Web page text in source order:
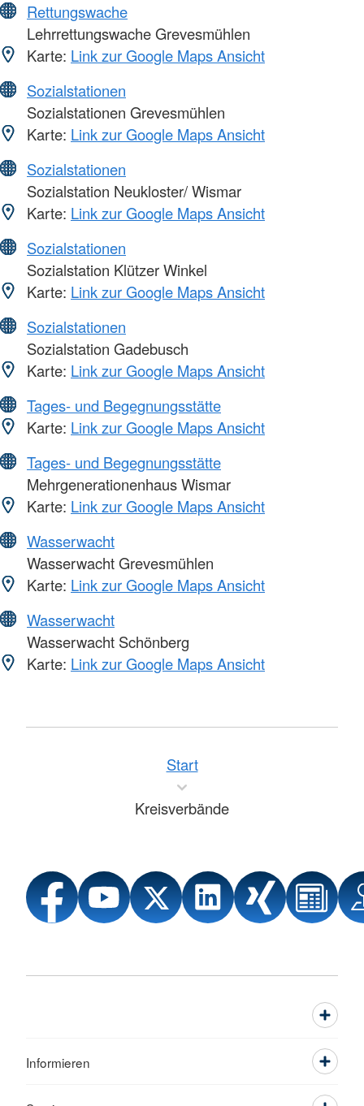
Rettungswache
Lehrrettungswache Grevesmühlen
Karte: Link zur Google Maps Ansicht
Sozialstationen
Sozialstationen Grevesmühlen
Karte: Link zur Google Maps Ansicht
Sozialstationen
Sozialstation Neukloster/ Wismar
Karte: Link zur Google Maps Ansicht
Sozialstationen
Sozialstation Klützer Winkel
Karte: Link zur Google Maps Ansicht
Sozialstationen
Sozialstation Gadebusch
Karte: Link zur Google Maps Ansicht
Tages- und Begegnungsstätte
Karte: Link zur Google Maps Ansicht
Tages- und Begegnungsstätte
Mehrgenerationenhaus Wismar
Karte: Link zur Google Maps Ansicht
Wasserwacht
Wasserwacht Grevesmühlen
Karte: Link zur Google Maps Ansicht
Wasserwacht
Wasserwacht Schönberg
Karte: Link zur Google Maps Ansicht
Start
Kreisverbände
Informieren